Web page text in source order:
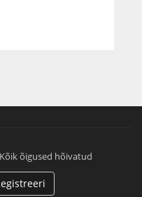
õigused hõivatud